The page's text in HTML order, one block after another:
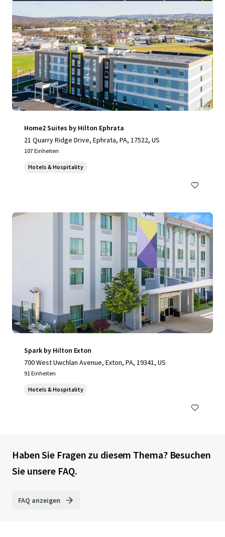
Home2 Suites by Hilton Ephrata
21 Quarry Ridge Drive, Ephrata, PA, 17522, US
107 Einheiten
Hotels & Hospitality
Spark by Hilton Exton
700 West Uwchlan Avenue, Exton, PA, 19341, US
91 Einheiten
Hotels & Hospitality
Haben Sie Fragen zu diesem Thema? Besuchen
Sie unsere FAQ.
FAQ anzeigen